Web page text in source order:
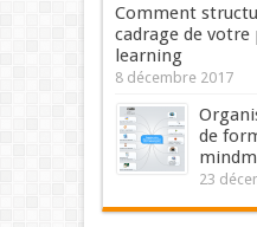
Comment
cadrage de
learning
8 décembre 2017
de
23